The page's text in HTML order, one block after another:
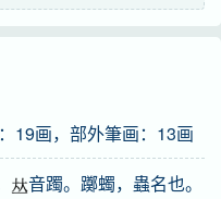
19画，部外筆画：13画
音躅。躑蠋，蟲名也。